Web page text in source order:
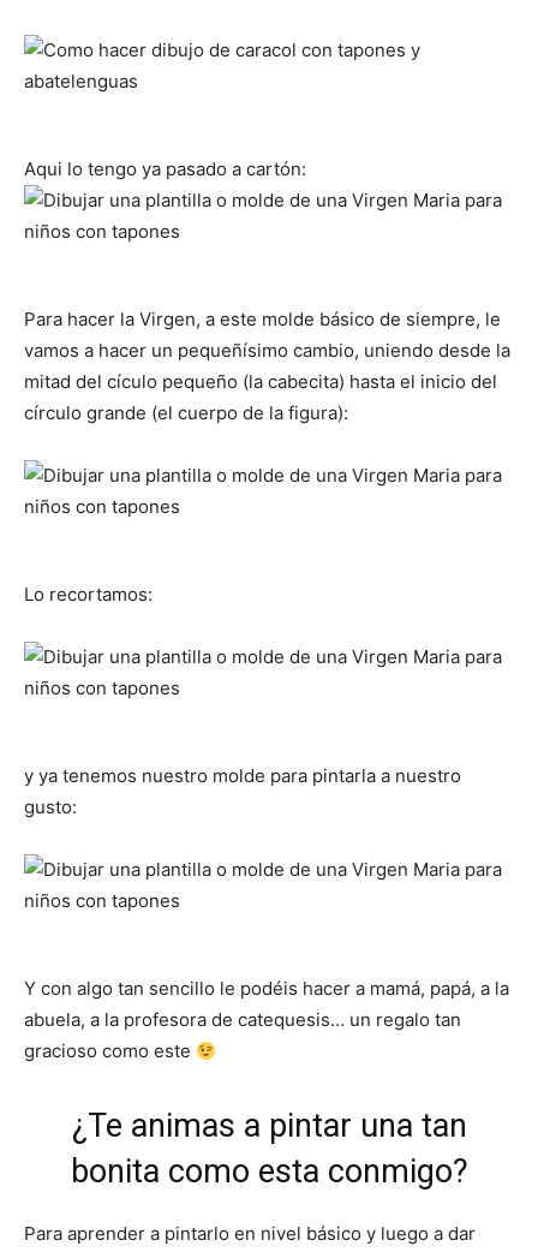
Aqui lo tengo ya pasado a cartón:
Para hacer la Virgen, a este molde básico de siempre, le
vamos a hacer un pequeñísimo cambio, uniendo desde la
mitad del cículo pequeño (la cabecita) hasta el inicio del
círculo grande (el cuerpo de la figura):
Lo recortamos:
y ya tenemos nuestro molde para pintarla a nuestro
gusto:
Y con algo tan sencillo le podéis hacer a mamá, papá, a la
abuela, a la profesora de catequesis… un regalo tan
gracioso como este
¿Te animas a pintar una tan
bonita como esta conmigo?
Para aprender a pintarlo en nivel básico y luego a dar